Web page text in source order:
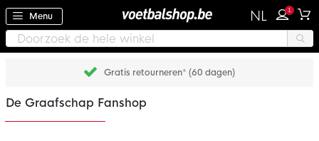
Menu NL 1
Gratis retourneren* (60 dagen)
De Graafschap Fanshop